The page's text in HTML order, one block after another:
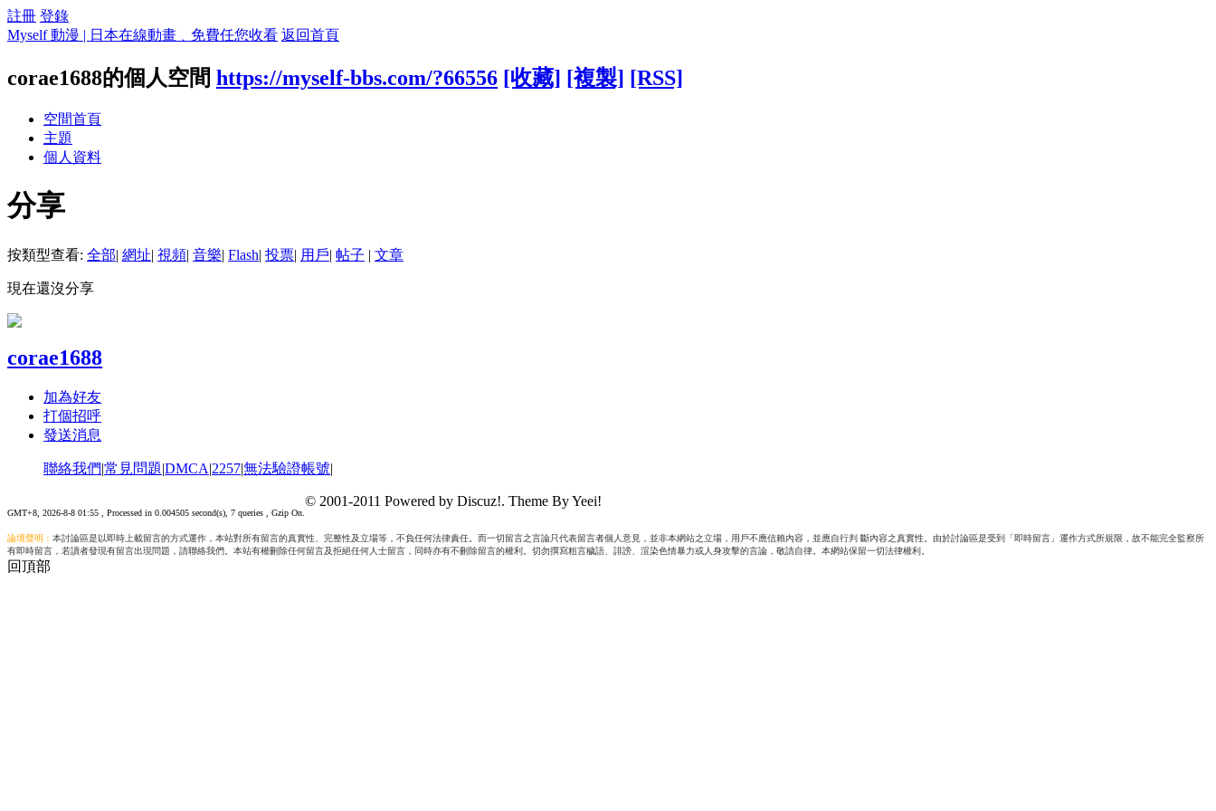
註冊 登錄
Myself 動漫 | 日本在線動畫﹑免費任您收看 返回首頁
corae1688的個人空間 https://myself-bbs.com/?66556 [收藏] [複製] [RSS]
空間首頁
主題
個人資料
分享
按類型查看: 全部| 網址| 視頻| 音樂| Flash| 投票| 用戶| 帖子 | 文章
現在還沒分享
corae1688
加為好友
打個招呼
發送消息
聯絡我們|常見問題|DMCA|2257|無法驗證帳號|
GMT+8, 2026-8-8 01:55 , Processed in 0.004505 second(s), 7 queries , Gzip On.
© 2001-2011 Powered by Discuz!. Theme By Yeei!
論壇聲明： 本討論區是以即時上載留言的方式運作，本站對所有留言的真實性、完整性及立場等，不負任何法律責任。而一切留言之言論只代表留言者個人意見，並非本網站之立場，用戶不應信賴內容，並應自行判 斷內容之真實性。由於討論區是受到「即時留言」運作方式所規限，故不能完全監察所
有即時留言，若讀者發現有留言出現問題，請聯絡我們。本站有權刪除任何留言及拒絕任何人士留言，同時亦有不刪除留言的權利。切勿撰寫粗言穢語、誹謗、渲染色情暴力或人身攻擊的言論，敬請自律。本網站保留一切法律權利。
回頂部